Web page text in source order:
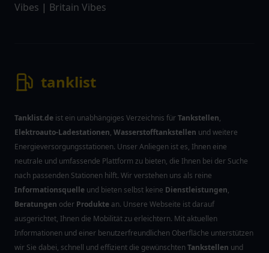
Vibes | Britain Vibes
tanklist
Tanklist.de ist ein unabhängiges Verzeichnis fürTankstellen,
Elektroauto-Ladestationen, Wasserstofftankstellen und weitere
Energieversorgungsstationen. Unser Anliegen ist es, Ihnen eine
neutrale und umfassende Plattform zu bieten, die Ihnen bei der Suche
nach passenden Stationen hilft. Wir verstehen uns als reine
Informationsquelle und bieten selbst keine Dienstleistungen,
Beratungen oder Produkte an. Unsere Webseite ist darauf
ausgerichtet, Ihnen die Mobilität zu erleichtern. Mit aktuellen
Informationen und einer benutzerfreundlichen Oberfläche unterstützen
wir Sie dabei, schnell und effizient die gewünschtenTankstellen und